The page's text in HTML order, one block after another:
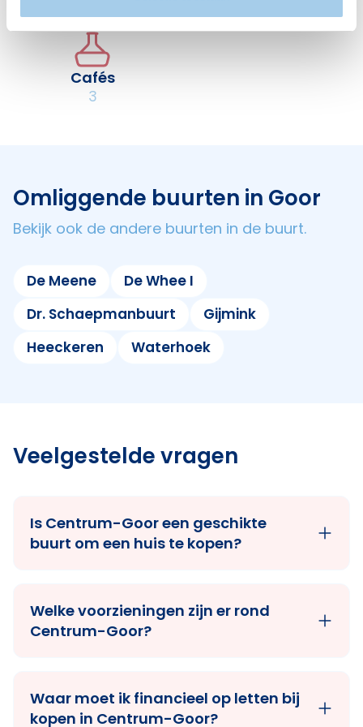
Cafés
3
Omliggende buurten in Goor
Bekijk ook de andere buurten in de buurt.
De Meene
De Whee I
Dr. Schaepmanbuurt
Gijmink
Heeckeren
Waterhoek
Veelgestelde vragen
Is Centrum-Goor een geschikte
buurt om een huis te kopen?
Welke voorzieningen zijn er rond
Centrum-Goor?
Waar moet ik financieel op letten bij
kopen in Centrum-Goor?